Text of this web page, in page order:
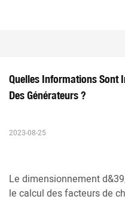
Quelles Informations Sont
Des Générateurs ?
2023-08-25
Le dimensionnement
le calcul des facteurs de